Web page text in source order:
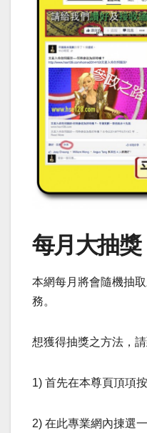
每月大抽獎
本網每月將會隨機抽
務。
想獲得抽獎之方法，
1) 首先在本尊頁頂項按
2) 在此專業網內㨂選